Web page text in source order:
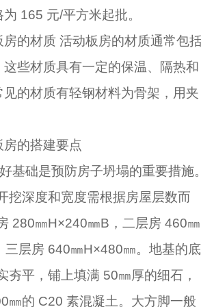
165 元/平方米起批。
的材质 活动板房的材质通常包
些材质具有一定的保温、隔热和
见的材质有轻钢材料为骨架，用夹
的搭建要点
基础是预防房子坍塌的重要措施
挖深度和宽度需根据房屋层数而
280㎜H×240㎜B，二层房 460㎜
三层房 640㎜H×480㎜。地基的底
夯平，铺上填满 50㎜厚的细石，
㎜的 C20 素混凝土。大方脚一般